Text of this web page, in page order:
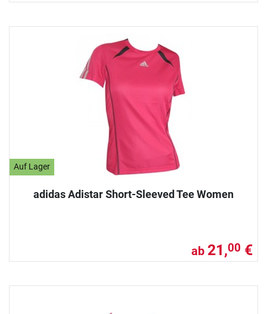
Auf Lager
adidas Adistar Short-Sleeved Tee Women
ab 21,00 €